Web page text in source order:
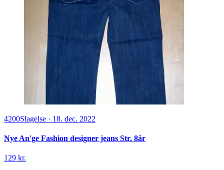
4200Slagelse · 18. dec. 2022
Nye An'ge Fashion designer jeans Str. 8år
129 kr.